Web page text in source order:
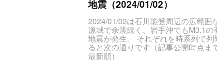
地震（2024/01/02）
2024/01/02は石川能登周辺の広範囲な震源域で余震続く、岩手沖でもM3.1の有感地震が発生。 それぞれを時系列で列挙すると次の通りです（記事公開時点までの最新順）